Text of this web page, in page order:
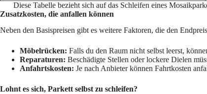
Diese Tabelle bezieht sich auf das Schleifen eines
Zusatzkosten, die anfallen können
Neben den Basispreisen gibt es weitere Faktoren, die den
Möbelrücken: Falls du den Raum nicht selbst leerst,
Reparaturen: Beschädigte Stellen oder lockere Dielen
Anfahrtskosten: Je nach Anbieter können Fahrtkosten
Lohnt es sich, Parkett selbst zu schleifen?